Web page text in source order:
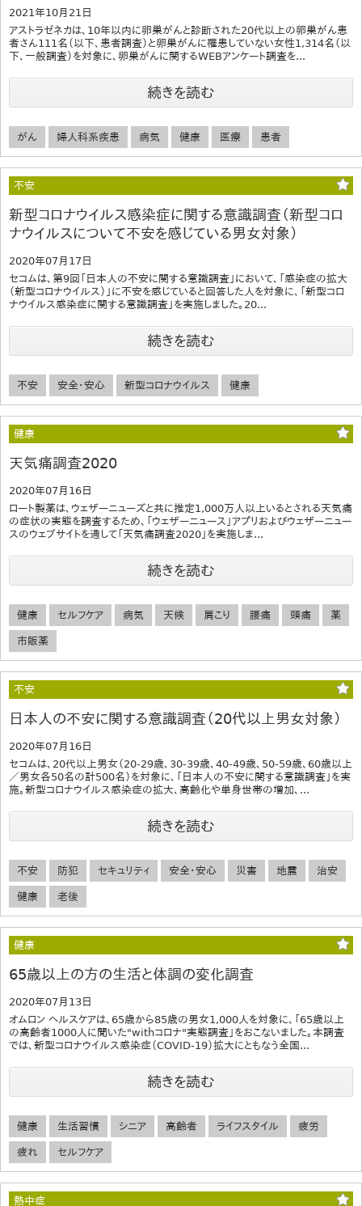
2021年10月21日
アストラゼネカは、10年以内に卵巣がんと診断された20代以上の卵巣がん患
者さん111名（以下、患者調査）と卵巣がんに罹患していない女性1,314名（以
下、一般調査）を対象に、卵巣がんに関するWEBアンケート調査を...
続きを読む
がん 婦人科系疾患 病気 健康 医療 患者
不安
新型コロナウイルス感染症に関する意識調査（新型コロ
ナウイルスについて不安を感じている男女対象）
2020年07月17日
セコムは、第9回「日本人の不安に関する意識調査」において、「感染症の拡大
（新型コロナウイルス）」に不安を感じていると回答した人を対象に、「新型コロ
ナウイルス感染症に関する意識調査」を実施しました。20...
続きを読む
不安 安全・安心 新型コロナウイルス 健康
健康
天気痛調査2020
2020年07月16日
ロート製薬は、ウェザーニューズと共に推定1,000万人以上いるとされる天気痛
の症状の実態を調査するため、「ウェザーニュース」アプリおよびウェザーニュー
スのウェブサイトを通して「天気痛調査2020」を実施しま...
続きを読む
健康 セルフケア 病気 天候 肩こり 腰痛 頭痛 薬
市販薬
不安
日本人の不安に関する意識調査（20代以上男女対象）
2020年07月16日
セコムは、20代以上男女（20-29歳、30-39歳、40-49歳、50-59歳、60歳以上
／男女各50名の計500名）を対象に、「日本人の不安に関する意識調査」を実
施。新型コロナウイルス感染症の拡大、高齢化や単身世帯の増加、...
続きを読む
不安 防犯 セキュリティ 安全・安心 災害 地震 治安
健康 老後
健康
65歳以上の方の生活と体調の変化調査
2020年07月13日
オムロン ヘルスケアは、65歳から85歳の男女1,000人を対象に、「65歳以上
の高齢者1000人に聞いた"withコロナ"実態調査」をおこないました。本調査
では、新型コロナウイルス感染症（COVID-19）拡大にともなう全国...
続きを読む
健康 生活習慣 シニア 高齢者 ライフスタイル 疲労
疲れ セルフケア
熱中症